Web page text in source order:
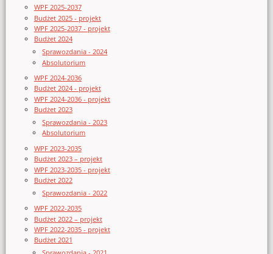
WPF 2025-2037
Budżet 2025 - projekt
WPF 2025-2037 - projekt
Budżet 2024
Sprawozdania - 2024
Absolutorium
WPF 2024-2036
Budżet 2024 - projekt
WPF 2024-2036 - projekt
Budżet 2023
Sprawozdania - 2023
Absolutorium
WPF 2023-2035
Budżet 2023 – projekt
WPF 2023-2035 - projekt
Budżet 2022
Sprawozdania - 2022
WPF 2022-2035
Budżet 2022 – projekt
WPF 2022-2035 - projekt
Budżet 2021